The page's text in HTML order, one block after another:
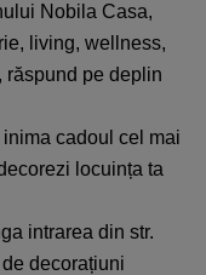
Nobila Casa,
living, wellness,
răspund pe deplin
cadoul cel mai
locuința ta
intrarea din str.
decorațiuni